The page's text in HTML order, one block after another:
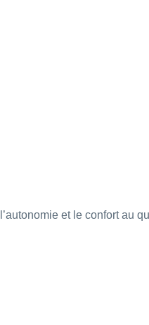
et le confort au